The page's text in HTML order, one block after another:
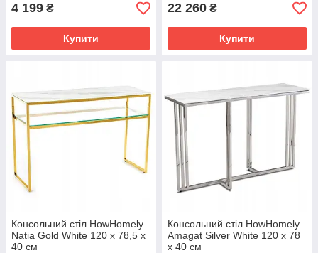
4 199 ₴
Купити
22 260 ₴
Купити
Консольний стіл HowHomely
Natia Gold White 120 x 78,5 x
40 см
Консольний стіл HowHomely
Amagat Silver White 120 х 78
х 40 см